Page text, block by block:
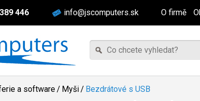
446 info@jscomputers.sk O firmě
a software/ Myši/ Bezdrátové s USB